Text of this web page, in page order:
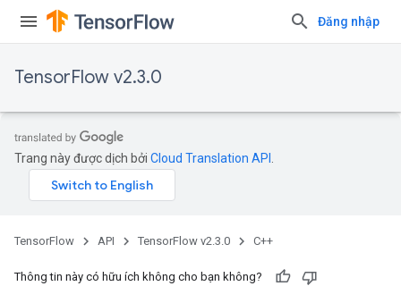
Đăng nhập
TensorFlow v2.3.0
Trang này được dịch bởi Cloud Translation API
TensorFlow API TensorFlow v2.3.0 C++
Thông tin này có hữu ích không cho bạn không?